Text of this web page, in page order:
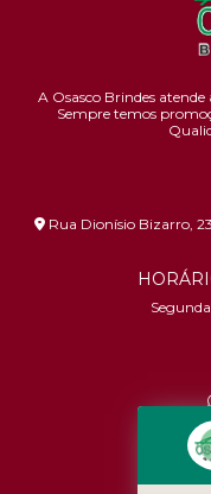
A Osasco Brindes
Sempre temos
Rua Dionísio Bizarro,